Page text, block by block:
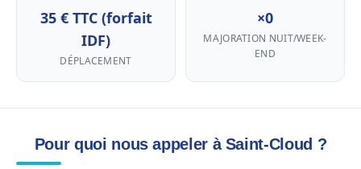
35 € TTC (forfait
IDF)
DÉPLACEMENT
×0
MAJORATION NUIT/WEEK-
END
Pour quoi nous appeler à Saint-Cloud ?